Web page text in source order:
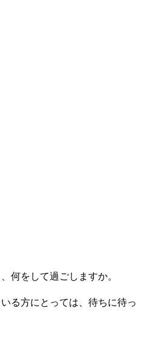
何をして過ごしますか。
る方にとっては、待ちに待っ